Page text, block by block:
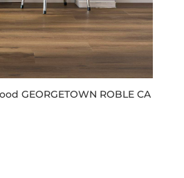
GEORGETOWN ROBLE CA